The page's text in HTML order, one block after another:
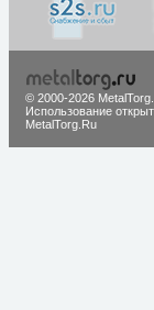
© 2000-2026
Использование
MetalTorg.Ru